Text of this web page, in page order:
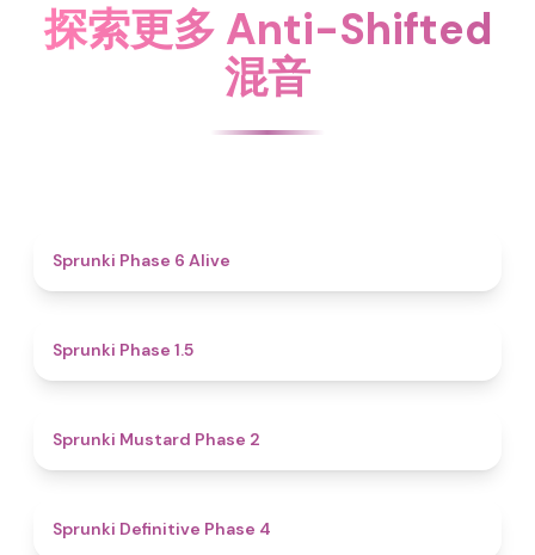
探索更多 Anti-Shifted
混音
Sprunki Phase 6 Alive
Sprunki Phase 1.5
Sprunki Mustard Phase 2
Sprunki Definitive Phase 4